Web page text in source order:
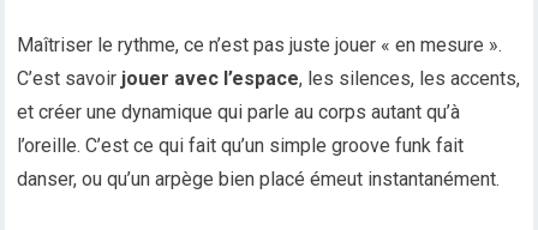
Maîtriser le rythme, ce n’est pas juste jouer « en mesure ».
C’est savoir jouer avec l’espace, les silences, les accents,
et créer une dynamique qui parle au corps autant qu’à
l’oreille. C’est ce qui fait qu’un simple groove funk fait
danser, ou qu’un arpège bien placé émeut instantanément.